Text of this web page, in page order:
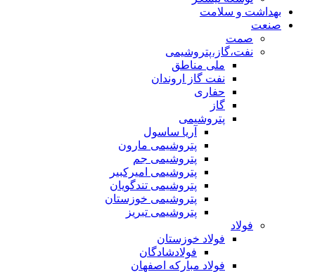
بهداشت و سلامت
صنعت
صمت
نفت،گاز،پتروشیمی
ملی مناطق
نفت گاز اروندان
حفاری
پتروشیمی
آریا ساسول
پتروشیمی مارون
پتروشیمی جم
پتروشیمی امیرکبیر
پتروشیمی تندگویان
پتروشیمی خوزستان
پتروشیمی تبریز
فولاد
فولاد خوزستان
فولادشادگان
فولاد مبارکه اصفهان